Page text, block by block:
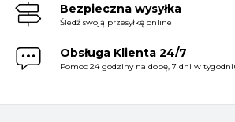
Bezpieczna wysyłka
Śledź swoją przesyłkę online
Obsługa Klienta 24/7
Pomoc 24 godziny na dobę, 7 dni w